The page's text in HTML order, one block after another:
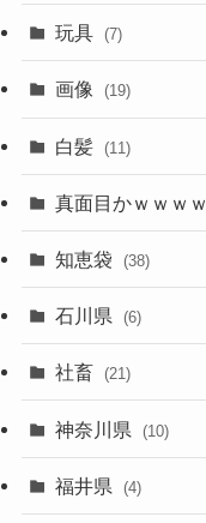
玩具 (7)
画像 (19)
白髪 (11)
真面目かｗｗｗｗ
知恵袋 (38)
石川県 (6)
社畜 (21)
神奈川県 (10)
福井県 (4)